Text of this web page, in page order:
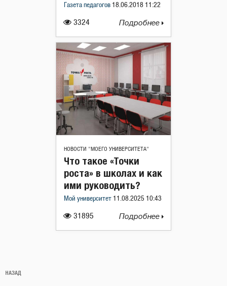
3324
Газета педагогов 18.06.2018 11:22
Подробнее
НОВОСТИ "МОЕГО УНИВЕРСИТЕТА"
31895
Что такое «Точки
роста» в школах и как
ими руководить?
Мой университет 11.08.2025 10:43
Подробнее
по
Предыдущая
НАЗАД